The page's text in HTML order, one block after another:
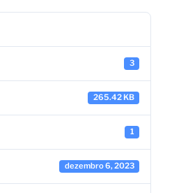
3
265.42 KB
1
dezembro 6, 2023